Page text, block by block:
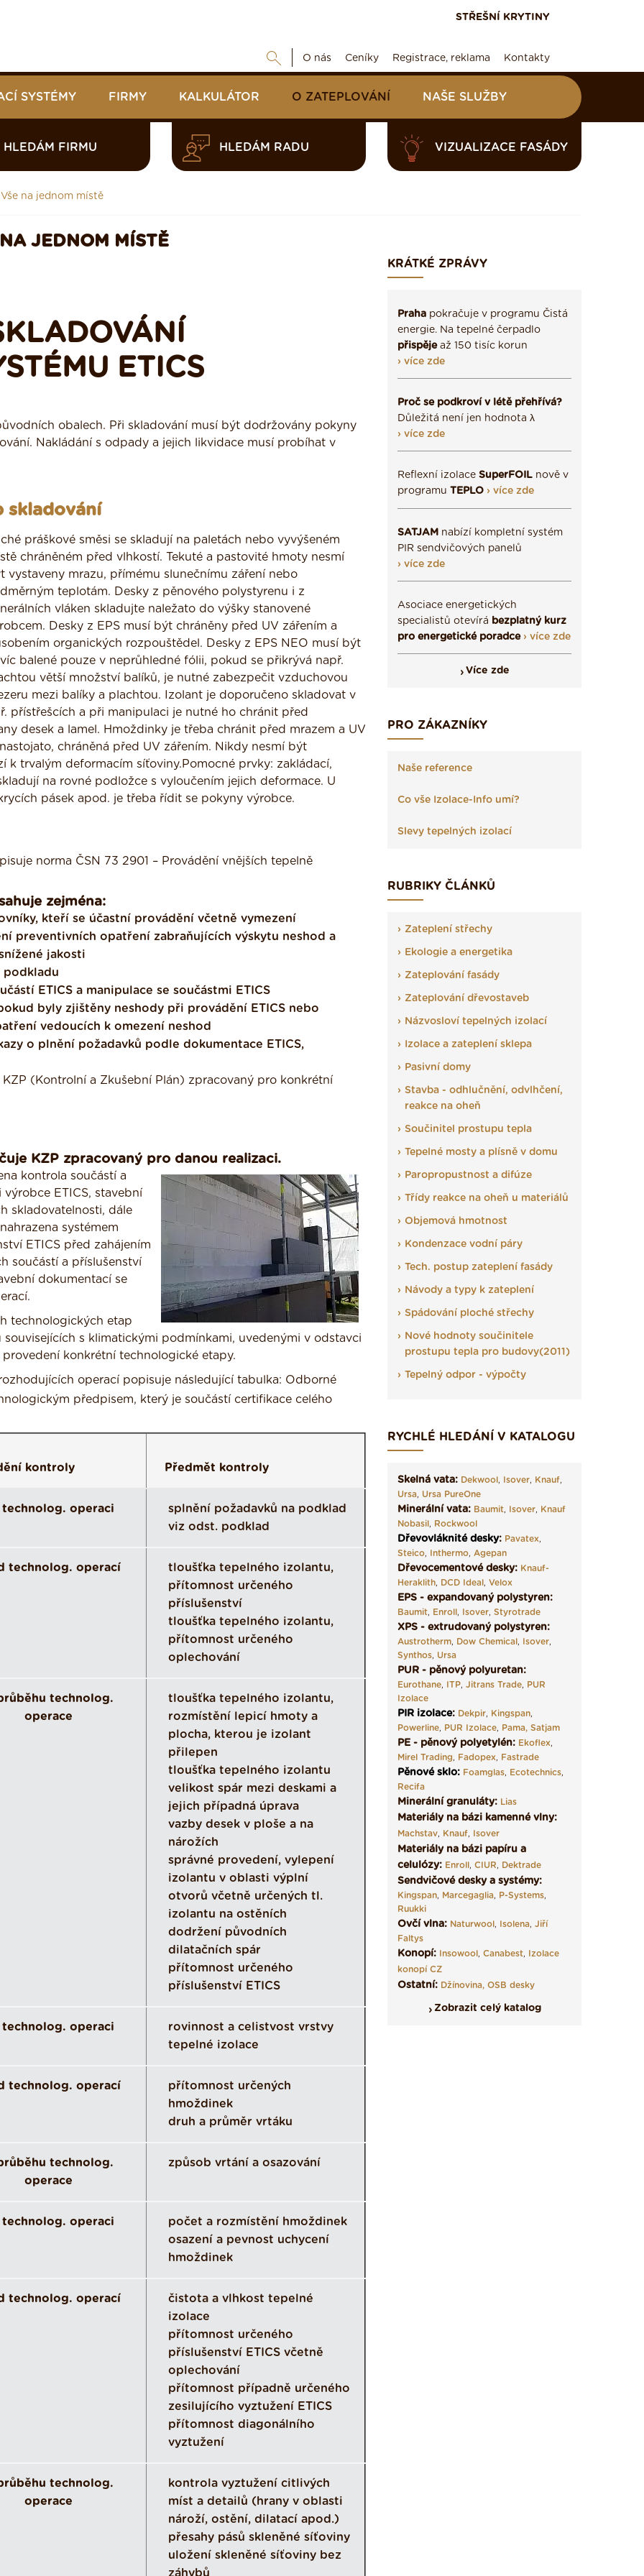
STŘEŠNÍ KRYTINY
O nás Ceníky Registrace, reklama Kontakty
SYSTÉMY FIRMY KALKULÁTOR O ZATEPLOVÁNÍ NAŠE SLUŽBY
HLEDÁM FIRMU HLEDÁM RADU VIZUALIZACE FASÁDY
na jednom místě
JEDNOM MÍSTĚ
ETICS
obalech. Při skladování musí být dodržovány pokyny
Nakládání s odpady a jejich likvidace musí probíhat v
skladování
práškové směsi se skladují na paletách nebo vyvýšeném
chráněném před vlhkostí. Tekuté a pastovité hmoty nesmí
vystaveny mrazu, přímému slunečnímu záření nebo
teplotám. Desky z pěnového polystyrenu i z
vláken skladujte naležato do výšky stanovené
Desky z EPS musí být chráněny před UV zářením a
organických rozpouštědel. Desky z EPS NEO musí být
balené pouze v neprůhledné fólii, pokud se přikrývá např.
větší množství balíků, je nutné zabezpečit vzduchovou
mezi balíky a plachtou. Izolant je doporučeno skladovat v
přístřešcích a při manipulaci je nutné ho chránit před
desek a lamel. Hmoždinky je třeba chránit před mrazem a UV
chráněná před UV zářením. Nikdy nesmí být
k trvalým deformacím síťoviny.Pomocné prvky: zakládací,
na rovné podložce s vyloučením jejich deformace. U
pásek apod. je třeba řídit se pokyny výrobce.
norma ČSN 73 2901 – Provádění vnějších tepelně
zejména:
kteří se účastní provádění včetně vymezení
preventivních opatření zabraňujících výskytu neshod a
jakosti
podkladu
ETICS a manipulace se součástmi ETICS
byly zjištěny neshody při provádění ETICS nebo
vedoucích k omezení neshod
o plnění požadavků podle dokumentace ETICS,
(Kontrolní a Zkušební Plán) zpracovaný pro konkrétní
KZP zpracovaný pro danou realizaci.
kontrola součástí a
ETICS, stavební
skladovatelnosti, dále
systémem
ETICS před zahájením
součástí a příslušenství
dokumentací se
technologických etap
s klimatickými podmínkami, uvedenými v odstavci
konkrétní technologické etapy.
operací popisuje následující tabulka: Odborné
předpisem, který je součástí certifikace celého
kontroly Předmět kontroly
technolog. operaci
splnění požadavků na podklad
viz odst. podklad
technolog. operací
tloušťka tepelného izolantu,
přítomnost určeného
příslušenství
tloušťka tepelného izolantu,
přítomnost určeného
oplechování
technolog.
operace
tloušťka tepelného izolantu,
rozmístění lepicí hmoty a
plocha, kterou je izolant
přilepen
tloušťka tepelného izolantu
velikost spár mezi deskami a
jejich případná úprava
vazby desek v ploše a na
nárožích
správné provedení, vylepení
izolantu v oblasti výplní
otvorů včetně určených tl.
izolantu na ostěních
dodržení původních
dilatačních spár
přítomnost určeného
příslušenství ETICS
technolog. operaci
rovinnost a celistvost vrstvy
tepelné izolace
technolog. operací
přítomnost určených
hmoždinek
druh a průměr vrtáku
technolog.
operace
způsob vrtání a osazování
technolog. operaci
počet a rozmístění hmoždinek
osazení a pevnost uchycení
hmoždinek
technolog. operací
čistota a vlhkost tepelné
izolace
přítomnost určeného
příslušenství ETICS včetně
oplechování
přítomnost případně určeného
zesilujícího vyztužení ETICS
přítomnost diagonálního
vyztužení
technolog.
operace
kontrola vyztužení citlivých
míst a detailů (hrany v oblasti
nároží, ostění, dilatací apod.)
přesahy pásů skleněné síťoviny
uložení skleněné síťoviny bez
záhybů
KRÁTKÉ ZPRÁVY
Praha pokračuje v programu Čistá
energie. Na tepelné čerpadlo
přispějeaž 150 tisíc korun
› více zde
Proč se podkroví v létě přehřívá?
Důležitá není jen hodnota λ
› více zde
Reflexní izolace SuperFOIL nově v
programu TEPLO › více zde
SATJAM nabízí kompletní systém
PIR sendvičových panelů
› více zde
Asociace energetických
specialistů otevírá bezplatný kurz
pro energetické poradce › více zde
Více zde
PRO ZÁKAZNÍKY
Naše reference
Co vše Izolace-Info umí?
Slevy tepelných izolací
RUBRIKY ČLÁNKŮ
Zateplení střechy
Ekologie a energetika
Zateplování fasády
Zateplování dřevostaveb
Názvosloví tepelných izolací
Izolace a zateplení sklepa
Pasivní domy
Stavba - odhlučnění, odvlhčení,
reakce na oheň
Součinitel prostupu tepla
Tepelné mosty a plísně v domu
Paropropustnost a difúze
Třídy reakce na oheň u materiálů
Objemová hmotnost
Kondenzace vodní páry
Tech. postup zateplení fasády
Návody a typy k zateplení
Spádování ploché střechy
Nové hodnoty součinitele
prostupu tepla pro budovy(2011)
Tepelný odpor - výpočty
RYCHLÉ HLEDÁNÍ V KATALOGU
Skelná vata: Dekwool, Isover, Knauf,
Ursa, Ursa PureOne
Minerální vata: Baumit, Isover, Knauf
Nobasil, Rockwool
Dřevovláknité desky: Pavatex,
Steico, Inthermo, Agepan
Dřevocementové desky: Knauf-
Heraklith, DCD Ideal, Velox
EPS - expandovaný polystyren:
Baumit, Enroll, Isover, Styrotrade
XPS - extrudovaný polystyren:
Austrotherm, Dow Chemical, Isover,
Synthos, Ursa
PUR - pěnový polyuretan:
Eurothane, ITP, Jitrans Trade, PUR
Izolace
PIR izolace: Dekpir, Kingspan,
Powerline, PUR Izolace, Pama, Satjam
PE - pěnový polyetylén: Ekoflex,
Mirel Trading, Fadopex, Fastrade
Pěnové sklo: Foamglas, Ecotechnics,
Recifa
Minerální granuláty: Lias
Materiály na bázi kamenné vlny:
Machstav, Knauf, Isover
Materiály na bázi papíru a
celulózy: Enroll, CIUR, Dektrade
Sendvičové desky a systémy:
Kingspan, Marcegaglia, P-Systems,
Ruukki
Ovčí vlna: Naturwool, Isolena, Jiří
Faltys
Konopí: Insowool, Canabest, Izolace
konopí CZ
Ostatní: Džínovina, OSB desky
Zobrazit celý katalog